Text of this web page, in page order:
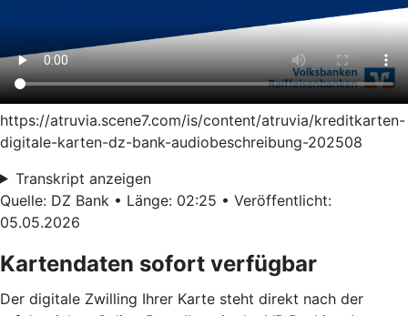
https://atruvia.scene7.com/is/content/atruvia/kreditkarten-
digitale-karten-dz-bank-audiobeschreibung-202508
Transkript anzeigen
Quelle: DZ Bank • Länge: 02:25 • Veröffentlicht:
05.05.2026
Kartendaten sofort verfügbar
Der digitale Zwilling Ihrer Karte steht direkt nach der